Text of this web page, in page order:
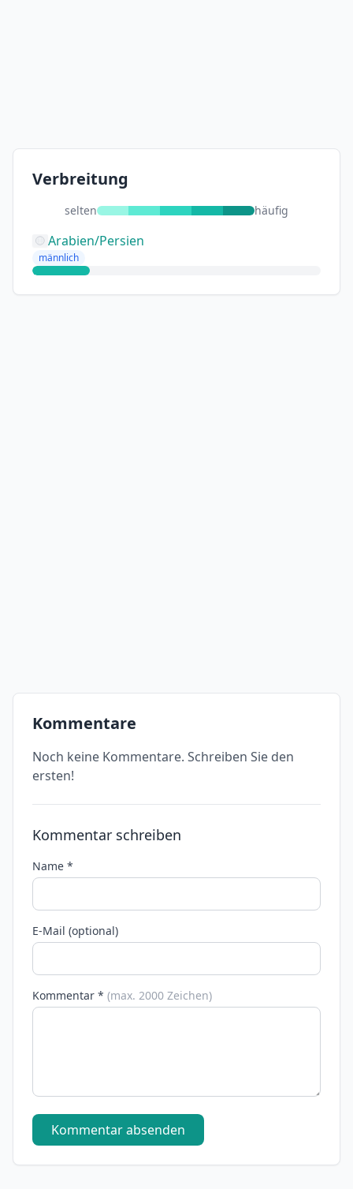
Verbreitung
selten häufig
Arabien/Persien
männlich
Kommentare
Noch keine Kommentare. Schreiben Sie den
ersten!
Kommentar schreiben
Name *
E-Mail (optional)
Kommentar * (max. 2000 Zeichen)
Kommentar absenden